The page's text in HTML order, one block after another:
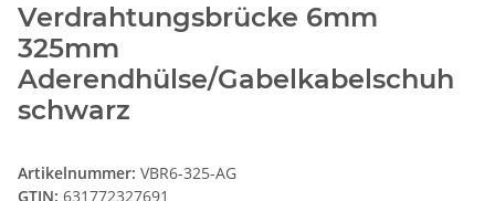
Verdrahtungsbrücke 6mm
325mm
Aderendhülse/Gabelkabelschuh
schwarz
Artikelnummer: VBR6-325-AG
GTIN: 631772327691